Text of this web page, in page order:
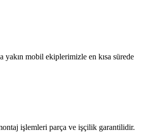
yakın mobil ekiplerimizle en kısa sürede
işlemleri parça ve işçilik garantilidir.